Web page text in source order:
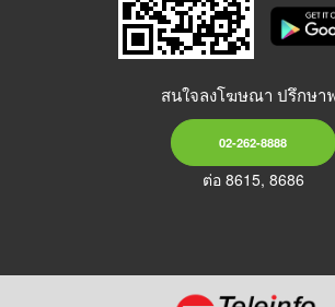
สนใจลงโฆษณา ปรึกษา
02-262-8888
ต่อ 8615, 8686